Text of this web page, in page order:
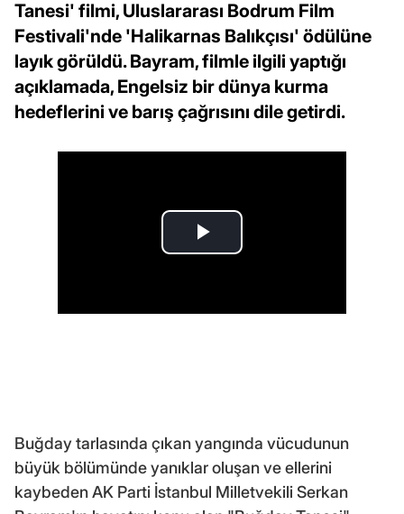
Tanesi' filmi, Uluslararası Bodrum Film
Festivali'nde 'Halikarnas Balıkçısı' ödülüne
layık görüldü. Bayram, filmle ilgili yaptığı
açıklamada, Engelsiz bir dünya kurma
hedeflerini ve barış çağrısını dile getirdi.
Buğday tarlasında çıkan yangında vücudunun
büyük bölümünde yanıklar oluşan ve ellerini
kaybeden AK Parti İstanbul Milletvekili Serkan